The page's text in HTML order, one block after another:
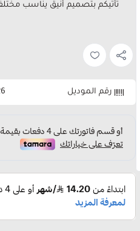
تأتيكم بتصميم أنيق يناسب مختلف
رقم الموديل